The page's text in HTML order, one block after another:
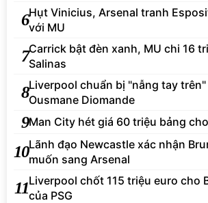
6Hụt Vinicius, Arsenal tranh
với MU
7Carrick bật đèn xanh, MU chi 16
Salinas
8Liverpool chuẩn bị "nẫng tay
Ousmane Diomande
9Man City hét giá 60 triệu bảng
10Lãnh đạo Newcastle xác nhận
muốn sang Arsenal
11Liverpool chốt 115 triệu euro cho
của PSG